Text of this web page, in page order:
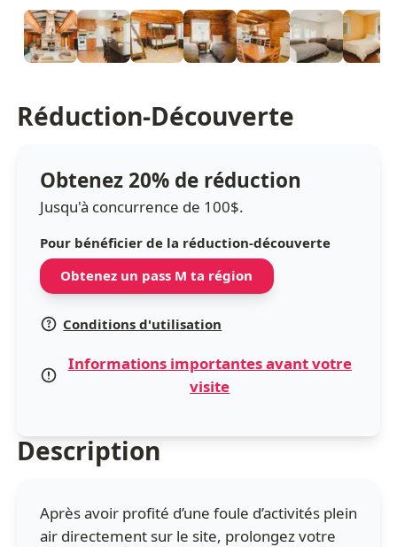
Réduction-Découverte
Obtenez 20% de réduction
Jusqu'à concurrence de 100$.
Pour bénéficier de la réduction-découverte
Obtenez un pass M ta région
Conditions d'utilisation
Informations importantes avant votre
visite
Description
Après avoir profité d’une foule d’activités plein
air directement sur le site, prolongez votre